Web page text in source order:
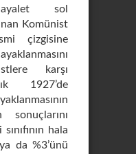
sol
Komünist
çizgisine
karşı
1927’de
sonuçlarını
hala
da %3’ünü